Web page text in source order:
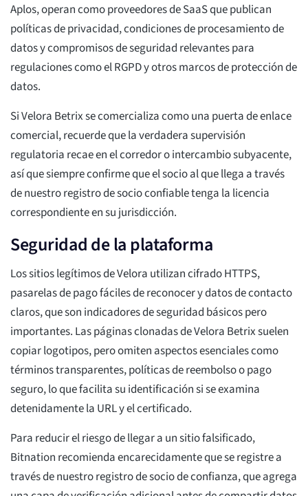
Aplos, operan como proveedores de SaaS que publican
políticas de privacidad, condiciones de procesamiento de
datos y compromisos de seguridad relevantes para
regulaciones como el RGPD y otros marcos de protección de
datos.
Si Velora Betrix se comercializa como una puerta de enlace
comercial, recuerde que la verdadera supervisión
regulatoria recae en el corredor o intercambio subyacente,
así que siempre confirme que el socio al que llega a través
de nuestro registro de socio confiable tenga la licencia
correspondiente en su jurisdicción.
Seguridad de la plataforma
Los sitios legítimos de Velora utilizan cifrado HTTPS,
pasarelas de pago fáciles de reconocer y datos de contacto
claros, que son indicadores de seguridad básicos pero
importantes. Las páginas clonadas de Velora Betrix suelen
copiar logotipos, pero omiten aspectos esenciales como
términos transparentes, políticas de reembolso o pago
seguro, lo que facilita su identificación si se examina
detenidamente la URL y el certificado.
Para reducir el riesgo de llegar a un sitio falsificado,
Bitnation recomienda encarecidamente que se registre a
través de nuestro registro de socio de confianza, que agrega